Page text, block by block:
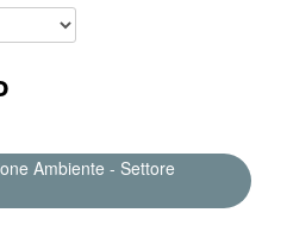
Ambiente - Settore